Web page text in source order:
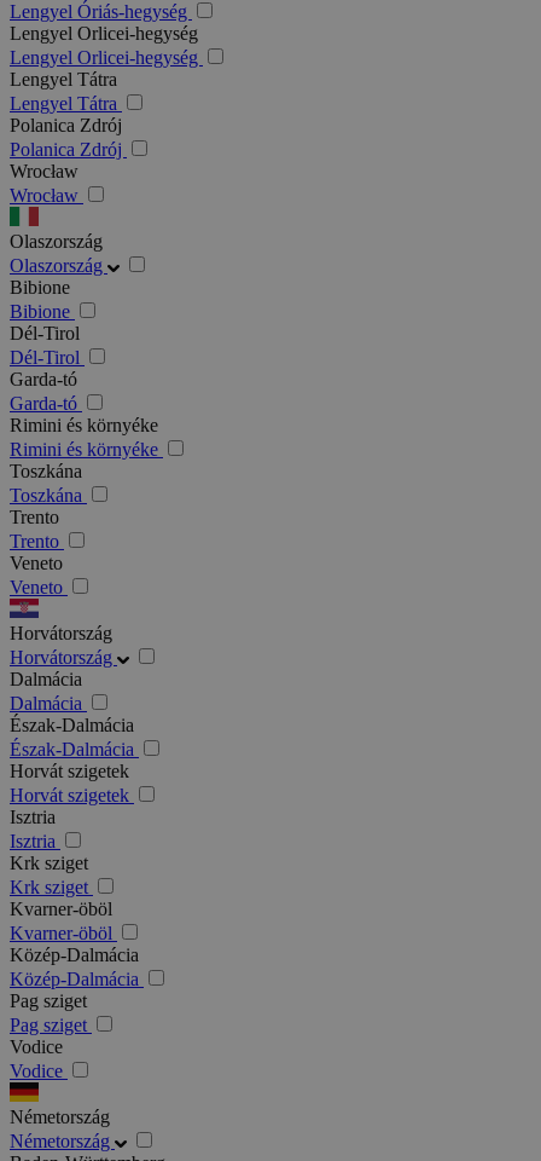
Lengyel Óriás-hegység
Lengyel Orlicei-hegység
Lengyel Orlicei-hegység
Lengyel Tátra
Lengyel Tátra
Polanica Zdrój
Polanica Zdrój
Wrocław
Wrocław
Olaszország
Olaszország
Bibione
Bibione
Dél-Tirol
Dél-Tirol
Garda-tó
Garda-tó
Rimini és környéke
Rimini és környéke
Toszkána
Toszkána
Trento
Trento
Veneto
Veneto
Horvátország
Horvátország
Dalmácia
Dalmácia
Észak-Dalmácia
Észak-Dalmácia
Horvát szigetek
Horvát szigetek
Isztria
Isztria
Krk sziget
Krk sziget
Kvarner-öböl
Kvarner-öböl
Közép-Dalmácia
Közép-Dalmácia
Pag sziget
Pag sziget
Vodice
Vodice
Németország
Németország